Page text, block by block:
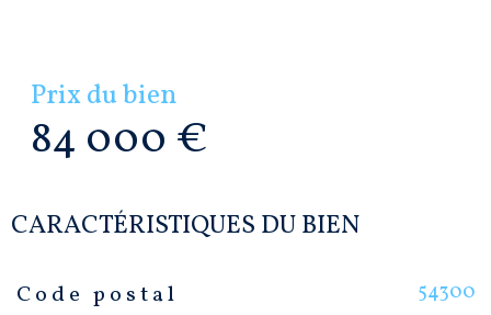
Prix du bien
84 000 €
CARACTÉRISTIQUES DU BIEN
Caractéristiques Valeurs
Code postal 54300